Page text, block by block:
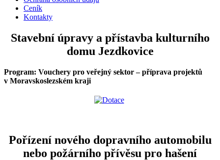
Ceník
Kontakty
Stavební úpravy a přístavba kulturního
domu Jezdkovice
Program: Vouchery pro veřejný sektor – příprava projektů
v Moravskoslezském kraji
Pořízení nového dopravního automobilu
nebo požárního přívěsu pro hašení